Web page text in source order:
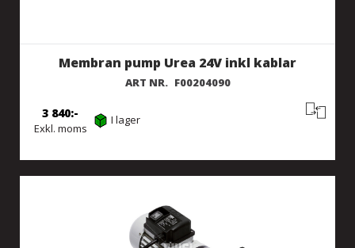
Membran pump Urea 24V inkl kablar
ART NR. F00204090
Exkl. moms
3 840 I lager